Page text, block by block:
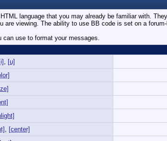
language that you may already be familiar with.
are viewing. The ability to use BB code is set on a
use to format your messages.
[i] , [u]
, [center]